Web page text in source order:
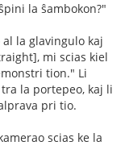
la ŝambokon?"
la glavingulo kaj
mi scias kiel
tion." Li
la portepeo, kaj li
pri tio.
scias ke la